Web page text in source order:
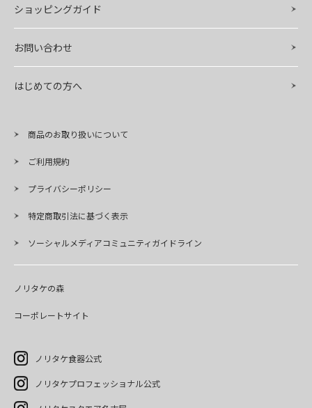
ショッピングガイド
お問い合わせ
はじめての方へ
商品のお取り扱いについて
ご利用規約
プライバシーポリシー
特定商取引法に基づく表示
ソーシャルメディアコミュニティガイドライン
ノリタケの森
コーポレートサイト
ノリタケ食器公式
ノリタケプロフェッショナル公式